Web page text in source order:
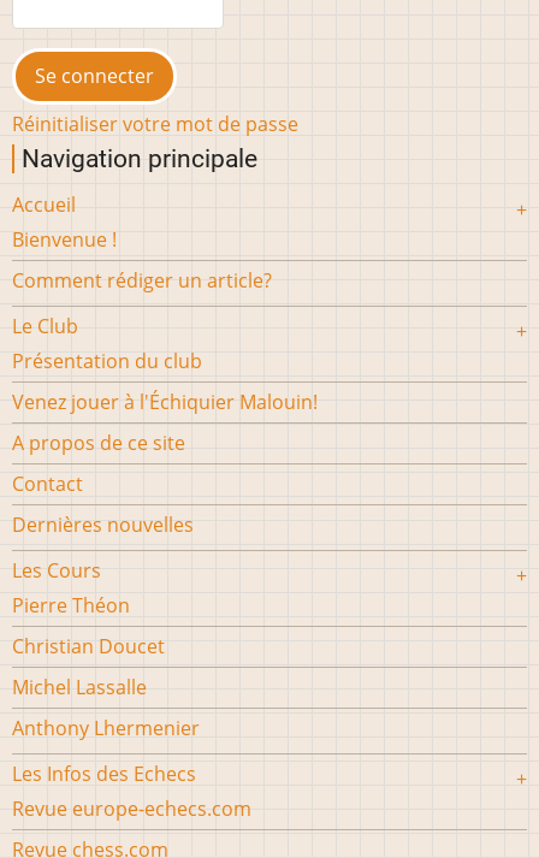
Réinitialiser votre mot de passe
Navigation principale
Accueil
Bienvenue !
Comment rédiger un article?
Le Club
Présentation du club
Venez jouer à l'Échiquier Malouin!
A propos de ce site
Contact
Dernières nouvelles
Les Cours
Pierre Théon
Christian Doucet
Michel Lassalle
Anthony Lhermenier
Les Infos des Echecs
Revue europe-echecs.com
Revue chess.com